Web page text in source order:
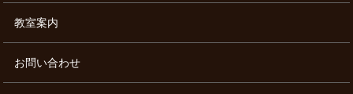
教室案内
お問い合わせ